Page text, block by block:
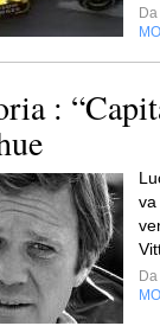
Da
:
va
Da